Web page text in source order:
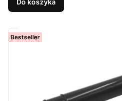
Do koszyka
Bestseller